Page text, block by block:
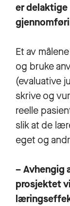
er
Et av
og bruke
(evaluative
skrive og
reelle
slik at de
eget og
– Avhengig
prosjektet